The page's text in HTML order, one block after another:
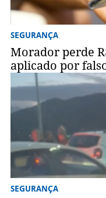
SEGURANÇA
Morador perde
aplicado por
SEGURANÇA